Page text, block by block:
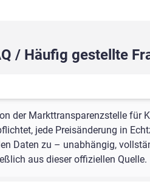
/ Häufig gestellte
der Markttransparenzstelle
jede Preisänderung in
Daten zu – unabhängig,
aus dieser offiziellen Quelle.